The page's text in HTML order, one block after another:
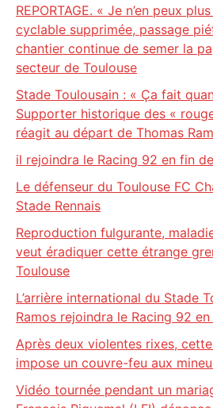
REPORTAGE. « Je n’en peux
cyclable supprimée, passage
chantier continue de semer la
secteur de Toulouse
Stade Toulousain : « Ça fait
Supporter historique des «
réagit au départ de Thomas
il rejoindra le Racing 92 en fin
Le défenseur du Toulouse FC
Stade Rennais
Reproduction fulgurante,
veut éradiquer cette étrange
Toulouse
L’arrière international du Stade
Ramos rejoindra le Racing 92
Après deux violentes rixes, cette
impose un couvre-feu aux
Vidéo tournée pendant un